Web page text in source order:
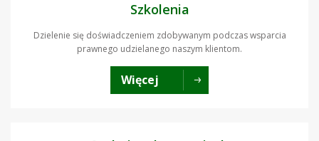
Szkolenia
Dzielenie się doświadczeniem zdobywanym podczas wsparcia
prawnego udzielanego naszym klientom.
Więcej